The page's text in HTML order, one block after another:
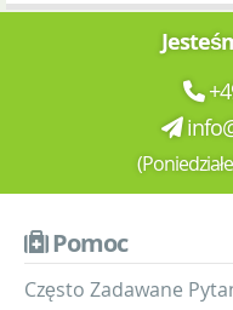
Pomoc
Często Zadawane